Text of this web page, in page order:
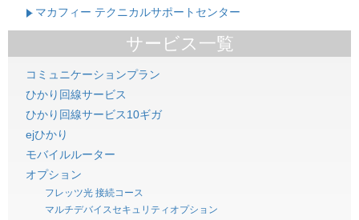
マカフィー テクニカルサポートセンター
サービス一覧
コミュニケーションプラン
ひかり回線サービス
ひかり回線サービス10ギガ
ejひかり
モバイルルーター
オプション
フレッツ光 接続コース
マルチデバイスセキュリティオプション